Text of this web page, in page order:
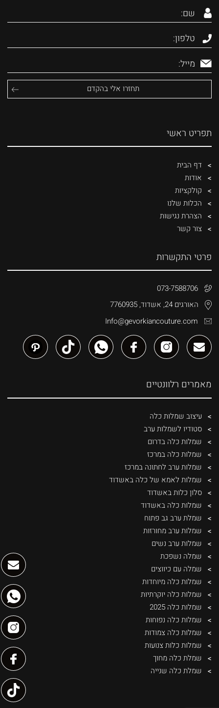
תפריט ראשי
דף הבית
אודות
קולקציות
הכלות שלנו
הצהרת נגישות
צור קשר
מאמרים רלוונטיים
עיצוב שמלות כלה
סטודיו לשמלות ערב
שמלות כלה בדרום
שמלות כלה במרכז
שמלות ערב לחתונה במרכז
שמלות לאמא של כלה באשדוד
סלון כלות באשדוד
שמלות כלה באשדוד
שמלת ערב גב פתוח
שמלות ערב מחורזות
שמלות ערב נשים
שמלה נשפכת
שמלה עם כיווצים
שמלות כלה מיוחדות
שמלות כלה יוקרתיות
שמלות כלה 2025
שמלות כלה נפוחות
שמלות כלה צמודות
שמלות כלות צנועות
שמלת כלה מחוך
שמלת כלה שנייה
פרטי התקשרות
073-7588706
האורגים 24, אשדוד, 7760935
Info@gevorkiancouture.com